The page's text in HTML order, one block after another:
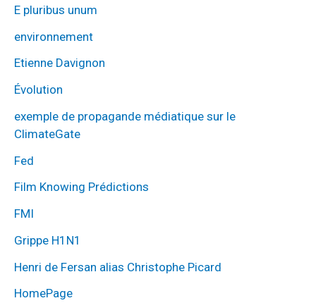
E pluribus unum
environnement
Etienne Davignon
Évolution
exemple de propagande médiatique sur le
ClimateGate
Fed
Film Knowing Prédictions
FMI
Grippe H1N1
Henri de Fersan alias Christophe Picard
HomePage